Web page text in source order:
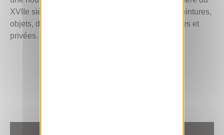
XVIIe siècle et rassemble plus de 200 œuvres, peintures,
objets, dessins, provenant de collections publiques et
privées.